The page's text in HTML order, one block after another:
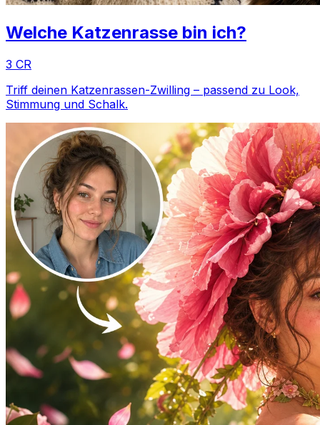
Welche Katzenrasse bin ich?
3 CR
Triff deinen Katzenrassen-Zwilling – passend zu Look,
Stimmung und Schalk.